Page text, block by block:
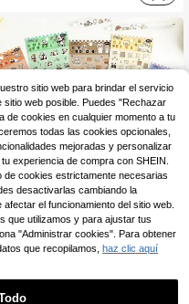
23 Left
sitio web para brindar el servicio
web posible. Puedes "Rechazar
de cookies en cualquier momento a tu
todas las cookies opcionales,
mejoradas y personalizar
experiencia de compra con SHEIN.
cookies estrictamente necesarias
desactivarlas cambiando la
el funcionamiento del sitio web.
que utilizamos y para ajustar tus
"Administrar cookies". Para obtener
que recopilamos, haz clic aquí